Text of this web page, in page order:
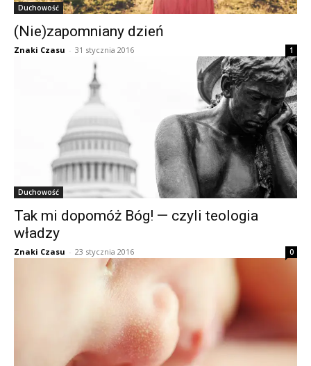
Duchowość
(Nie)zapomniany dzień
Znaki Czasu - 31 stycznia 2016 1
Duchowość
Tak mi dopomóż Bóg! — czyli teologia
władzy
Znaki Czasu - 23 stycznia 2016 0